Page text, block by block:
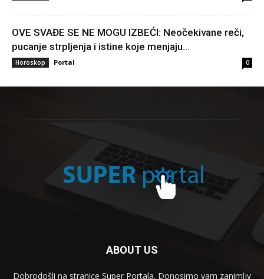
OVE SVAĐE SE NE MOGU IZBEĆI: Neočekivane reči,
pucanje strpljenja i istine koje menjaju...
Horoskop Portal 0
ABOUT US
Dobrodošli na stranice Super Portala. Donosimo vam zanimljv